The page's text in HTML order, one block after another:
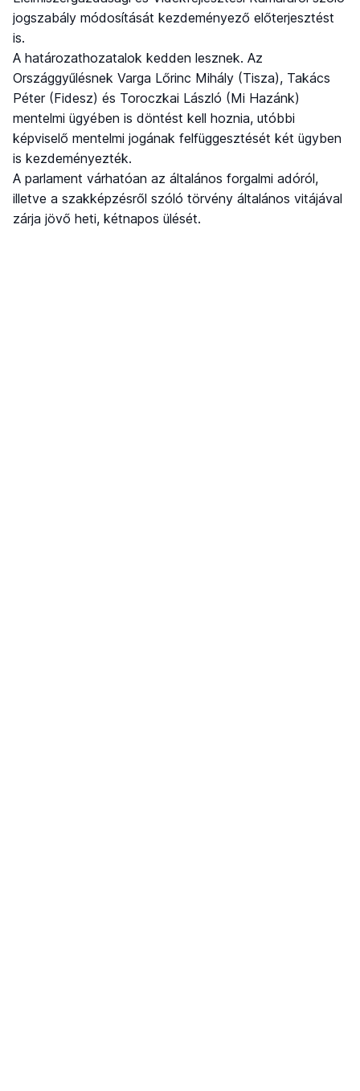
jogszabály módosítását kezdeményező előterjesztést
is.
A határozathozatalok kedden lesznek. Az
Országgyűlésnek Varga Lőrinc Mihály (Tisza), Takács
Péter (Fidesz) és Toroczkai László (Mi Hazánk)
mentelmi ügyében is döntést kell hoznia, utóbbi
képviselő mentelmi jogának felfüggesztését két ügyben
is kezdeményezték.
A parlament várhatóan az általános forgalmi adóról,
illetve a szakképzésről szóló törvény általános vitájával
zárja jövő heti, kétnapos ülését.